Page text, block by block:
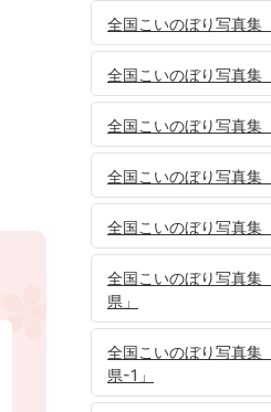
全国こいのぼり写真集
全国こいのぼり写真集
全国こいのぼり写真集
全国こいのぼり写真集
全国こいのぼり写真集
全国こいのぼり写真集
県」
全国こいのぼり写真集
県-1」